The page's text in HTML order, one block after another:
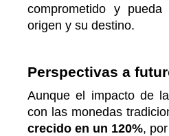
comprometido y
origen y su destino.
Aunque el impacto de
con las monedas
crecido en un 120%,